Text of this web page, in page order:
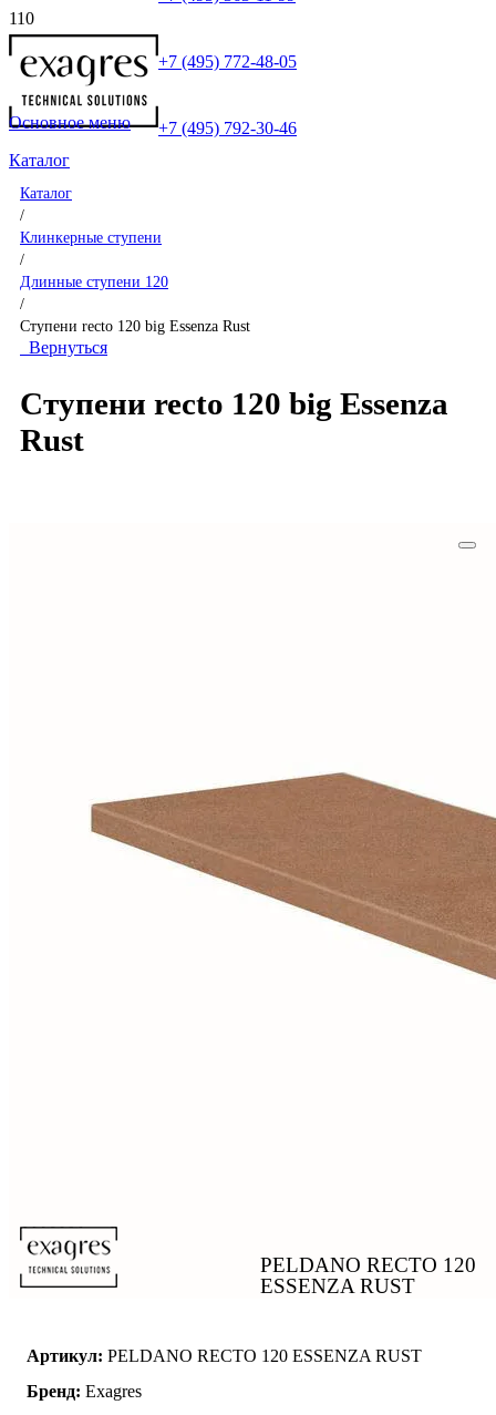
+7 (495) 772-48-05
+7 (495) 792-30-46
Основное меню
Каталог
Каталог
/
Клинкерные ступени
/
Длинные ступени 120
/
Ступени recto 120 big Essenza Rust
Вернуться
Ступени recto 120 big Essenza
Rust
PELDANO RECTO 120
ESSENZA RUST
Артикул: PELDANO RECTO 120 ESSENZA RUST
Бренд: Exagres